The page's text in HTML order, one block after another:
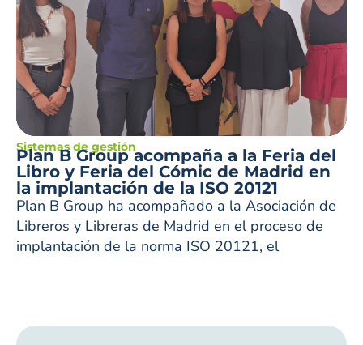
Sistemas de gestión
Plan B Group acompaña a la Feria del
Libro y Feria del Cómic de Madrid en
la implantación de la ISO 20121
Plan B Group ha acompañado a la Asociación de
Libreros y Libreras de Madrid en el proceso de
implantación de la norma ISO 20121, el